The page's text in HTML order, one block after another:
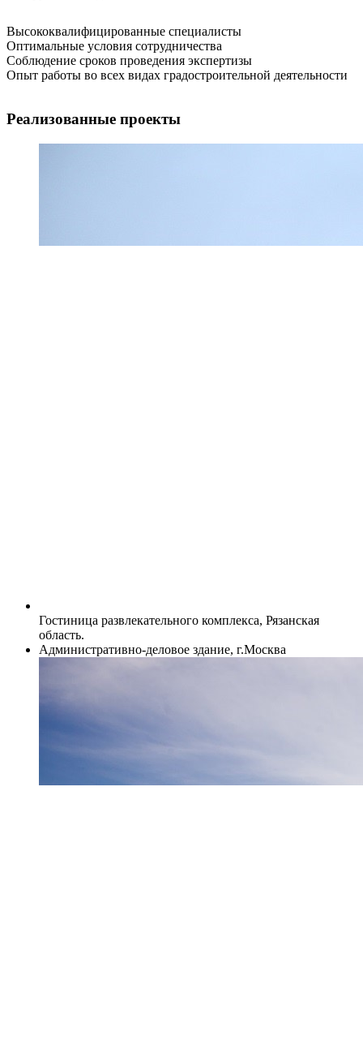
Высококвалифицированные специалисты
Оптимальные условия сотрудничества
Соблюдение сроков проведения экспертизы
Опыт работы во всех видах градостроительной деятельности
Реализованные проекты
Гостиница развлекательного комплекса, Рязанская
область.
Административно-деловое здание, г.Москва